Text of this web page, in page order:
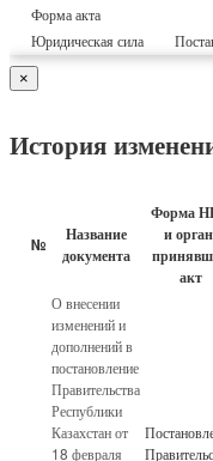
Форма акта
Юридическая сила
×
История
№
Название
документа
Форма
и
акт
О внесении
изменений и
дополнений в
постановление
Правительства
Республики
Казахстан от
18 февраля